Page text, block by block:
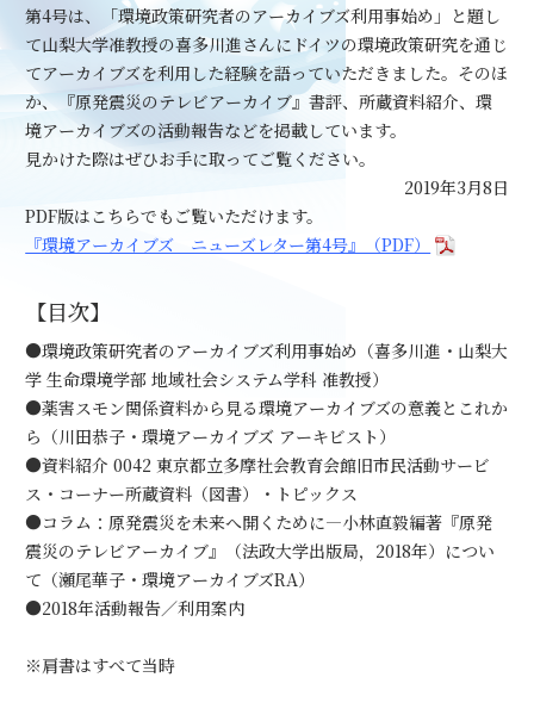
第4号は、「環境政策研究者のアーカイブズ利用事始め」と題し
て山梨大学准教授の喜多川進さんにドイツの環境政策研究を通じ
てアーカイブズを利用した経験を語っていただきました。そのほ
か、『原発震災のテレビアーカイブ』書評、所蔵資料紹介、環
境アーカイブズの活動報告などを掲載しています。
見かけた際はぜひお手に取ってご覧ください。
2019年3月8日
PDF版はこちらでもご覧いただけます。
『環境アーカイブズ ニューズレター第4号』（PDF）
【目次】
●環境政策研究者のアーカイブズ利用事始め（喜多川進・山梨大
学 生命環境学部 地域社会システム学科 准教授）
●薬害スモン関係資料から見る環境アーカイブズの意義とこれか
ら（川田恭子・環境アーカイブズ アーキビスト）
●資料紹介0042東京都立多摩社会教育会館旧市民活動サービ
ス・コーナー所蔵資料（図書）・トピックス
●コラム：原発震災を未来へ開くために―小林直毅編著『原発
震災のテレビアーカイブ』（法政大学出版局， 2018年）につい
て（瀬尾華子・環境アーカイブズRA）
●2018年活動報告／利用案内
※肩書はすべて当時